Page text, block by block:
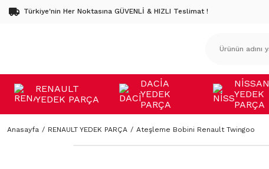
Türkiye'nin Her Noktasına GÜVENLİ & HIZLI Teslimat !
RENAULT
YEDEK PARÇA
DACİA
YEDEK
PARÇA
NİSSAN
YEDEK
PARÇA
Anasayfa RENAULT YEDEK PARÇA Ateşleme Bobini Renault Twingoo